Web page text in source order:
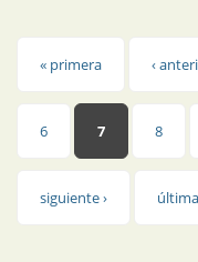
Páginas
« primera ‹
6 7 8
siguiente ›